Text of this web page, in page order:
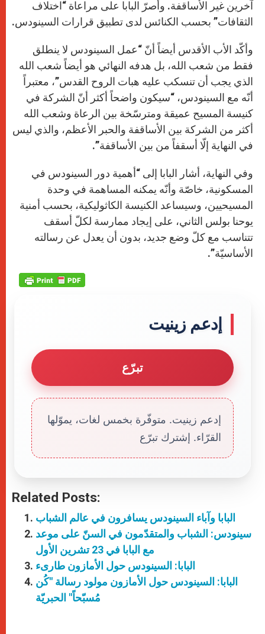
آخرين غير الأساقفة. وأصرّ البابا على مراعاة “اختلاف
الثقافات” بحسب الكنائس لدى تطبيق قرارات السينودس.
وأكّد الأب الأقدس أيضاً أنّ “عمل السينودس لا ينطلق
فقط من شعب الله، بل هدفه النهائي هو أيضاً شعب الله
الذي يجب أن تنسكب عليه هبات الروح القدس”، معتبراً
أنّه مع السينودس، “سيكون واضحاً أكثر أنّ الشركة في
كنيسة المسيح عميقة ومترسّخة بين الرعاة وشعب الله
أكثر من الشركة بين الأساقفة والحبر الأعظم، والذي ليس
في النهاية إلّا أسقفاً من بين الأساقفة”.
وفي النهاية، أشار البابا إلى “أهمية دور السينودس في
المسكونية، خاصّة وأنّه يمكنه المساهمة في وحدة
المسيحيين، وسيساعد الكنيسة الكاثوليكية، بحسب أمنية
يوحنا بولس الثاني، على إيجاد ممارسة لكلّ أسقف
تتناسب مع كلّ وضع جديد، بدون أن يعدل عن رسالته
الأساسيّة”.
إدعم زينيت
تبرّع
إدعم زينيت. متوفّرة بخمس لغات، يموّلها
القرّاء. إشترك تبرّع
Related Posts:
البابا وآباء السينودس يسافرون في عالم الشباب
سينودس: الشباب والمتقدّمون في السنّ على موعد
مع البابا في 23 تشرين الأول
البابا: السينودس حول الأمازون طارىء
البابا: السينودس حول الأمازون مولود رسالة "كُن
مُسبّحاً" الحبريّة